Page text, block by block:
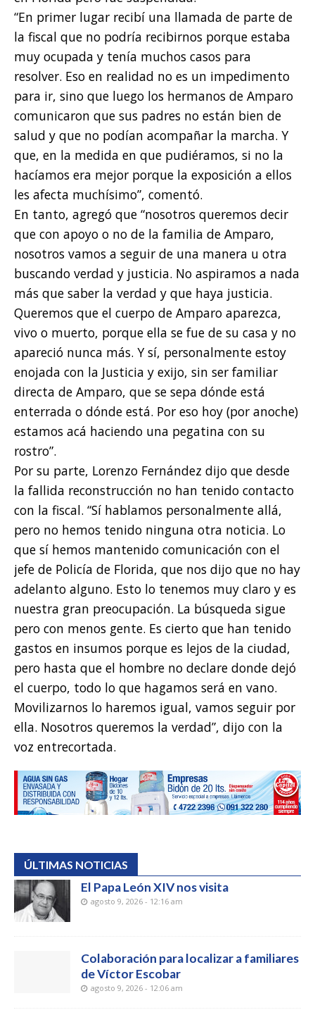
“En primer lugar recibí una llamada de parte de
la fiscal que no podría recibirnos porque estaba
muy ocupada y tenía muchos casos para
resolver. Eso en realidad no es un impedimento
para ir, sino que luego los hermanos de Amparo
comunicaron que sus padres no están bien de
salud y que no podían acompañar la marcha. Y
que, en la medida en que pudiéramos, si no la
hacíamos era mejor porque la exposición a ellos
les afecta muchísimo”, comentó.
En tanto, agregó que “nosotros queremos decir
que con apoyo o no de la familia de Amparo,
nosotros vamos a seguir de una manera u otra
buscando verdad y justicia. No aspiramos a nada
más que saber la verdad y que haya justicia.
Queremos que el cuerpo de Amparo aparezca,
vivo o muerto, porque ella se fue de su casa y no
apareció nunca más. Y sí, personalmente estoy
enojada con la Justicia y exijo, sin ser familiar
directa de Amparo, que se sepa dónde está
enterrada o dónde está. Por eso hoy (por anoche)
estamos acá haciendo una pegatina con su
rostro”.
Por su parte, Lorenzo Fernández dijo que desde
la fallida reconstrucción no han tenido contacto
con la fiscal. “Sí hablamos personalmente allá,
pero no hemos tenido ninguna otra noticia. Lo
que sí hemos mantenido comunicación con el
jefe de Policía de Florida, que nos dijo que no hay
adelanto alguno. Esto lo tenemos muy claro y es
nuestra gran preocupación. La búsqueda sigue
pero con menos gente. Es cierto que han tenido
gastos en insumos porque es lejos de la ciudad,
pero hasta que el hombre no declare donde dejó
el cuerpo, todo lo que hagamos será en vano.
Movilizarnos lo haremos igual, vamos seguir por
ella. Nosotros queremos la verdad”, dijo con la
voz entrecortada.
ÚLTIMAS NOTICIAS
El Papa León XIV nos visita
agosto 9, 2026 - 12:16 am
Colaboración para localizar a familiares
de Víctor Escobar
agosto 9, 2026 - 12:06 am